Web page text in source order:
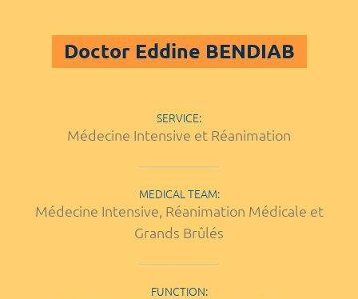
Doctor Eddine BENDIAB
SERVICE:
Médecine Intensive et Réanimation
MEDICAL TEAM:
Médecine Intensive, Réanimation Médicale et
Grands Brûlés
FUNCTION: